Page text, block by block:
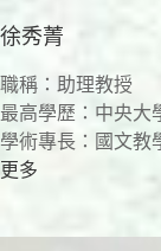
徐秀菁
職稱：助理教授
最高學歷：中央大
學術專長：國文教
更多